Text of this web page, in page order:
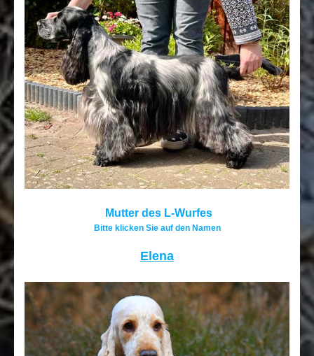
Mutter des L-Wurfes
Bitte klicken Sie auf den Namen
Elena